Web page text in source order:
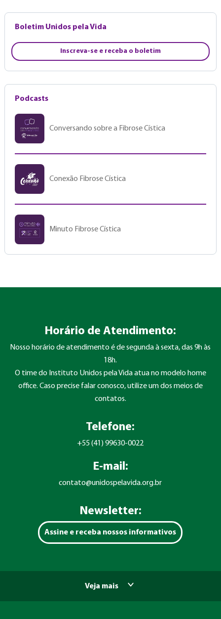
Boletim Unidos pela Vida
Inscreva-se e receba o boletim
Podcasts
Conversando sobre a Fibrose Cística
Conexão Fibrose Cística
Minuto Fibrose Cística
Horário de Atendimento:
Nosso horário de atendimento é de segunda à sexta, das 9h às
18h.
O time do Instituto Unidos pela Vida atua no modelo home
office. Caso precise falar conosco, utilize um dos meios de
contatos.
Telefone:
+55 (41) 99630-0022
E-mail:
contato@unidospelavida.org.br
Newsletter:
Assine e receba nossos informativos
Veja mais